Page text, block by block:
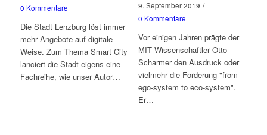
0 Kommentare
Die Stadt Lenzburg löst immer
mehr Angebote auf digitale
Weise. Zum Thema Smart City
lanciert die Stadt eigens eine
Fachreihe, wie unser Autor…
9. September 2019 /
0 Kommentare
Vor einigen Jahren prägte der
MIT Wissenschaftler Otto
Scharmer den Ausdruck oder
vielmehr die Forderung "from
ego-system to eco-system".
Er…